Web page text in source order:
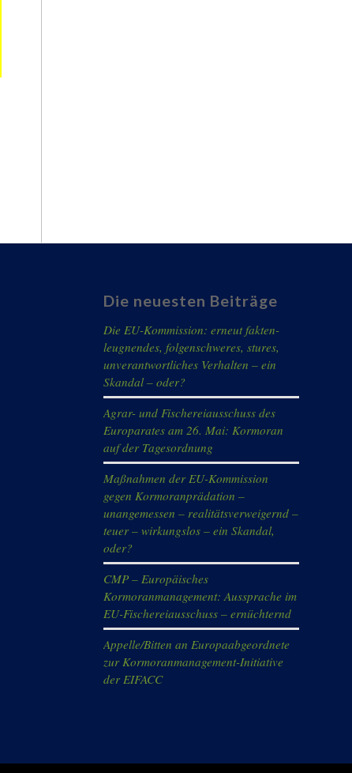
Die neuesten Beiträge
Die EU-Kommission: erneut fakten-
leugnendes, folgenschweres, stures,
unverantwortliches Verhalten – ein
Skandal – oder?
Agrar- und Fischereiausschuss des
Europarates am 26. Mai: Kormoran
auf der Tagesordnung
Maßnahmen der EU-Kommission
gegen Kormoranprädation –
unangemessen – realitätsverweigernd –
teuer – wirkungslos – ein Skandal,
oder?
CMP – Europäisches
Kormoranmanagement: Aussprache im
EU-Fischereiausschuss – ernüchternd
Appelle/Bitten an Europaabgeordnete
zur Kormoranmanagement-Initiative
der EIFACC